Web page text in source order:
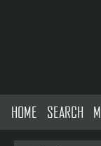
HOME SEARCH